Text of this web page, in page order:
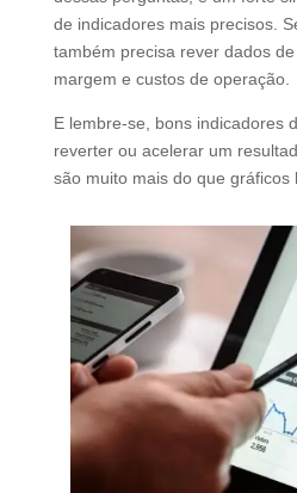
de indicadores mais precisos.
também precisa rever dados
margem e custos de operação.
E lembre-se, bons indicadores
reverter ou acelerar um
são muito mais do que gráficos